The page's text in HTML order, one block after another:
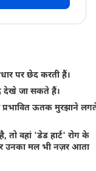
पर छेद करती हैं।
देखे जा सकते हैं।
ऊतक मुरझाने
तो वहां 'डेड हार्ट' रोग के
उनका मल भी नज़र आता